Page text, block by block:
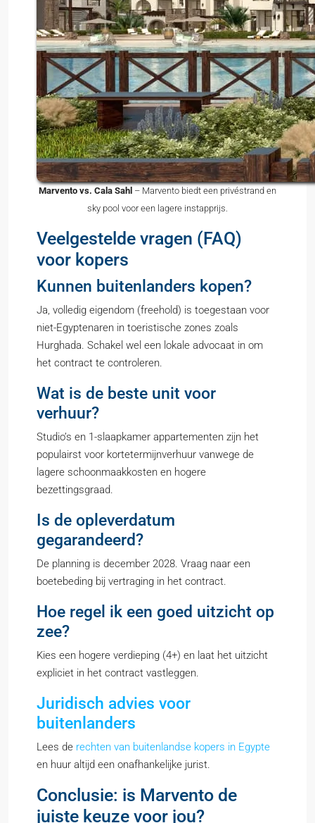
Marvento vs. Cala Sahl – Marvento biedt een privéstrand en
sky pool voor een lagere instapprijs.
Veelgestelde vragen (FAQ)
voor kopers
Kunnen buitenlanders kopen?
Ja, volledig eigendom (freehold) is toegestaan voor
niet-Egyptenaren in toeristische zones zoals
Hurghada. Schakel wel een lokale advocaat in om
het contract te controleren.
Wat is de beste unit voor
verhuur?
Studio’s en 1-slaapkamer appartementen zijn het
populairst voor kortetermijnverhuur vanwege de
lagere schoonmaakkosten en hogere
bezettingsgraad.
Is de opleverdatum
gegarandeerd?
De planning is december 2028. Vraag naar een
boetebeding bij vertraging in het contract.
Hoe regel ik een goed uitzicht op
zee?
Kies een hogere verdieping (4+) en laat het uitzicht
expliciet in het contract vastleggen.
Juridisch advies voor
buitenlanders
Lees de rechten van buitenlandse kopers in Egypte
en huur altijd een onafhankelijke jurist.
Conclusie: is Marvento de
juiste keuze voor jou?